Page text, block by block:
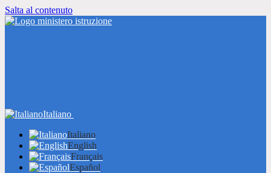
Salta al contenuto
Italiano
Italiano
English
Français
Español